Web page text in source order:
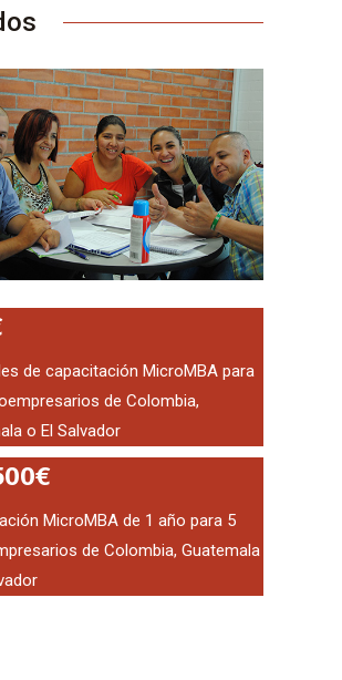
de capacitación MicroMBA para
de Colombia,
o El Salvador
MicroMBA de 1 año para 5
de Colombia, Guatemala